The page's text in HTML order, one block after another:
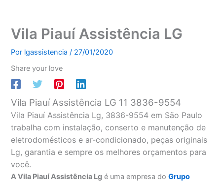
Vila Piauí Assistência LG
Por lgassistencia/ 27/01/2020
Share your love
Vila Piauí Assistência LG 11 3836-9554
Vila Piauí Assistência Lg, 3836-9554 em São Paulo
trabalha com instalação, conserto e manutenção de
eletrodomésticos e ar-condicionado, peças originais
Lg, garantia e sempre os melhores orçamentos para
você.
A Vila Piauí Assistência Lg é uma empresa doGrupo